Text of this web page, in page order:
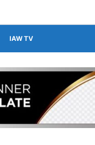
IAW TV